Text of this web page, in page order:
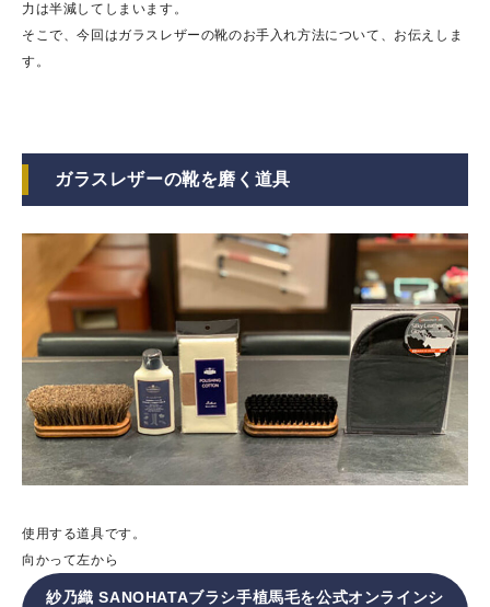
力は半減してしまいます。
そこで、今回はガラスレザーの靴のお手入れ方法について、お伝えしま
す。
ガラスレザーの靴を磨く道具
使用する道具です。
向かって左から
紗乃織 SANOHATAブラシ手植馬毛を公式オンラインシ